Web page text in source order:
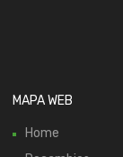
MAPA WEB
Home